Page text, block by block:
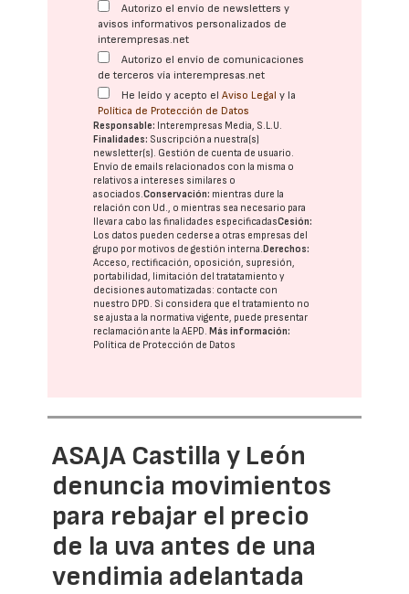
Autorizo el envío de newsletters y
avisos informativos personalizados de
interempresas.net
Autorizo el envío de comunicaciones
de terceros vía interempresas.net
He leído y acepto elAviso Legal y la
Política de Protección de Datos
Responsable: Interempresas Media, S.L.U.
Finalidades: Suscripción a nuestra(s)
newsletter(s). Gestión de cuenta de usuario.
Envío de emails relacionados con la misma o
relativos a intereses similares o
asociados.Conservación: mientras dure la
relación con Ud., o mientras sea necesario para
llevar a cabo las finalidades especificadasCesión:
Los datos pueden cederse a otras empresas del
grupo por motivos de gestión interna.Derechos:
Acceso, rectificación, oposición, supresión,
portabilidad, limitación del tratatamiento y
decisiones automatizadas: contacte con
nuestro DPD. Si considera que el tratamiento no
se ajusta a la normativa vigente, puede presentar
reclamación ante laAEPD.Más información:
Política de Protección de Datos
ASAJA Castilla y León
denuncia movimientos
para rebajar el precio
de la uva antes de una
vendimia adelantada